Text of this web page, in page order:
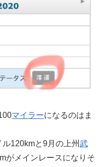
マイラーになるのはま
120kmと9月の上州武
がメインレースになりそ